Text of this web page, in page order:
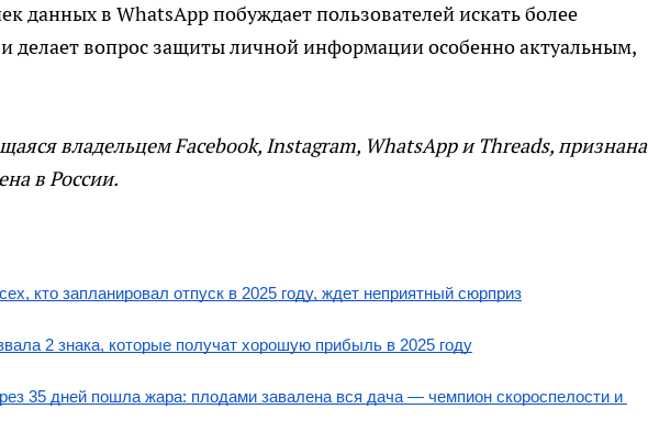
данных в WhatsApp побуждает пользователей искать более
делает вопрос защиты личной информации особенно актуальным,
владельцем Facebook, Instagram, WhatsApp и Threads, признана
в России.
кто запланировал отпуск в 2025 году, ждет неприятный сюрприз
2 знака, которые получат хорошую прибыль в 2025 году
35 дней пошла жара: плодами завалена вся дача — чемпион скороспелости и